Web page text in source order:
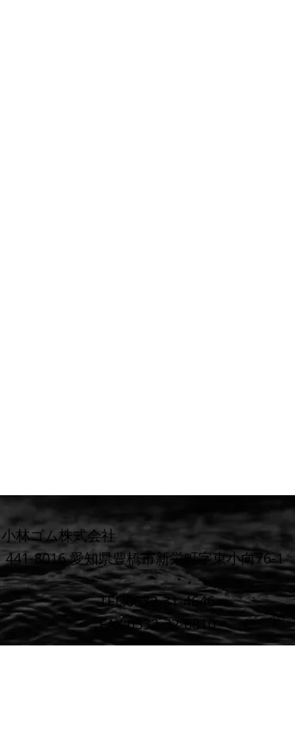
小林ゴム株式会社
441-8016 愛知県豊橋市新栄町字東小向76-1
TEL:0532-31-4646
FAX:0532-32-6810